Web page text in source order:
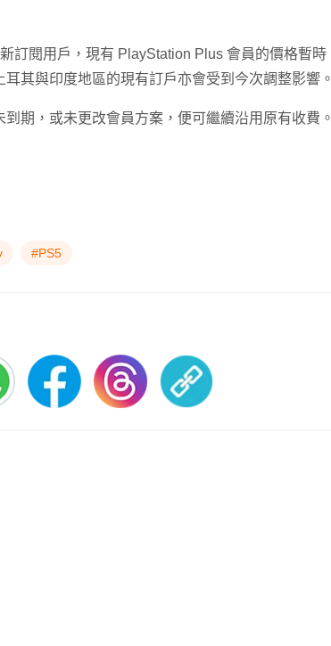
訂閱用戶，現有 PlayStation Plus 會員的價格暫時
其與印度地區的現有訂戶亦會受到今次調整影響。
期，或未更改會員方案，便可繼續沿用原有收費。
#PS5